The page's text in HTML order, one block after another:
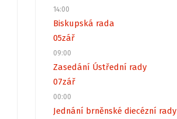
14:00
Biskupská rada
05zář
09:00
Zasedání Ústřední rady
07zář
00:00
Jednání brněnské diecézní rady